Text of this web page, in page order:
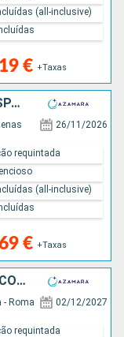
€ +Taxas
(all-inclusive)
GRÉCIA, ITÁLIA, MALTA, TUNÍSIA, ESPANHA, MARROCOS, PORTO RICO, ESTADOS UNIDOS
26/11/2026
€ +Taxas
requintada
(all-inclusive)
ITÁLIA, TUNÍSIA, ESPANHA, MARROCOS, ESTADOS UNIDOS
- Roma 02/12/2027
requintada